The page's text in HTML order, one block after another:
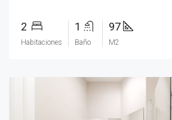
2
Habitaciones
1
Baño
97
M2